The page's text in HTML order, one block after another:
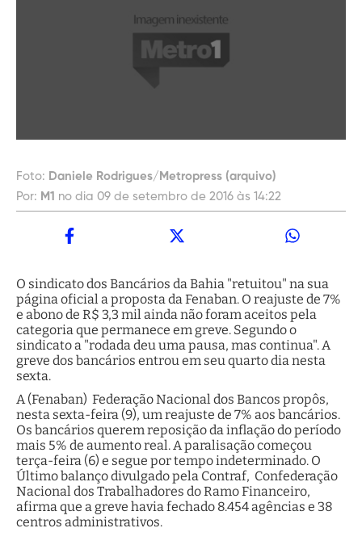
Foto: Daniele Rodrigues/Metropress (arquivo)
Por: M1 no dia 09 de setembro de 2016 às 14:22
O sindicato dos Bancários da Bahia "retuitou" na sua
página oficial a proposta da Fenaban. O reajuste de 7%
e abono de R$ 3,3 mil ainda não foram aceitos pela
categoria que permanece em greve. Segundo o
sindicato a "rodada deu uma pausa, mas continua". A
greve dos bancários entrou em seu quarto dia nesta
sexta.
A (Fenaban) Federação Nacional dos Bancos propôs,
nesta sexta-feira (9), um reajuste de 7% aos bancários.
Os bancários querem reposição da inflação do período
mais 5% de aumento real. A paralisação começou
terça-feira (6) e segue por tempo indeterminado. O
Último balanço divulgado pela Contraf, Confederação
Nacional dos Trabalhadores do Ramo Financeiro,
afirma que a greve havia fechado 8.454 agências e 38
centros administrativos.